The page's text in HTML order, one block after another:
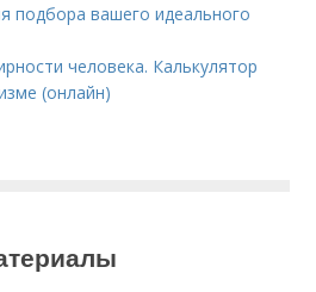
подбора вашего идеального
человека. Калькулятор
(онлайн)